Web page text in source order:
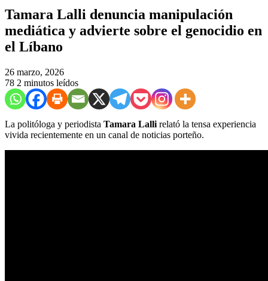
Tamara Lalli denuncia manipulación
mediática y advierte sobre el genocidio en
el Líbano
26 marzo, 2026
78 2 minutos leídos
La politóloga y periodista Tamara Lalli relató la tensa experiencia
vivida recientemente en un canal de noticias porteño.